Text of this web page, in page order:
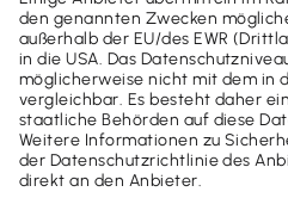
Du hast noch
zu unserer
gern für dich da.